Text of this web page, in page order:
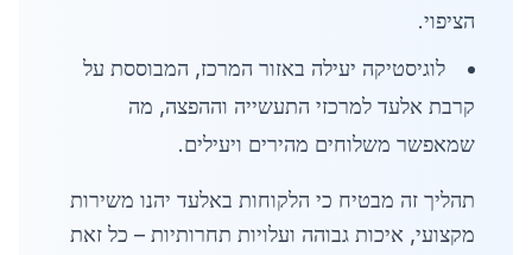
הציפוי.
לוגיסטיקה יעילה באזור המרכז, המבוססת על
קרבת אלעד למרכזי התעשייה וההפצה, מה
שמאפשר משלוחים מהירים ויעילים.
תהליך זה מבטיח כי הלקוחות באלעד יהנו משירות
מקצועי, איכות גבוהה ועלויות תחרותיות – כל זאת